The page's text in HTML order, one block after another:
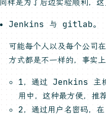
Jenkins 与 gitlab。
可能每个人以及每个公
方式都是不一样的，事实
1，通过 Jenkins 主
用中，这种最方便，推荐
2，通过用户名密码，